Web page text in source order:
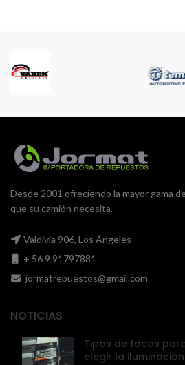
Desde 2001 ofreciendo la mayor gama
que su camión necesita.
Valdivia 906, Los Ángeles
+ 56 9 91797881
jormatrepuestos@gmail.com
NOTICIAS
Tipos de focos
elegir la